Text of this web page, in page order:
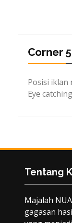
Corner
Posisi iklan
Eye
Tentang
Majalah
gagasan